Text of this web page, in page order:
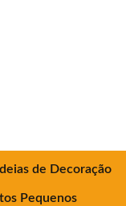
de Decoração
Pequenos